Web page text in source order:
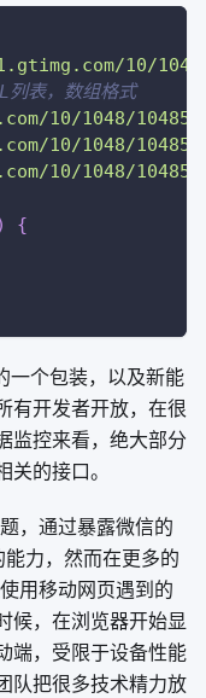
10/1048/
表，数组格式
10/1048/
10/1048/
10/1048/
{
一个包装，以及新能
有开发者开放，在很
监控来看，绝大部分
的接口。
，通过暴露微信的
力，然而在更多的
用移动网页遇到的
候，在浏览器开始显
端，受限于设备性能
队把很多技术精力放